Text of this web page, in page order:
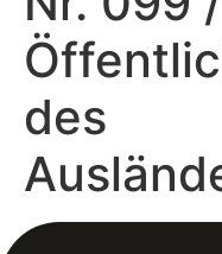
des